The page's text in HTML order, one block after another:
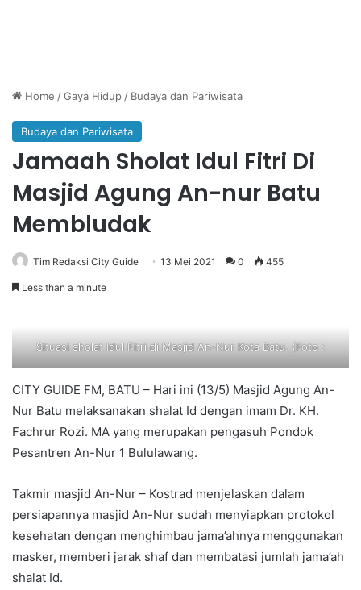
Home /Gaya Hidup / Budaya dan Pariwisata
Budaya dan Pariwisata
Jamaah Sholat Idul Fitri Di
Masjid Agung An-nur Batu
Membludak
Tim Redaksi City Guide 13 Mei 2021 0 455
Less than a minute
Situasi sholat Idul Fitri di Masjid An-Nur Kota Batu. (Foto :
CITY GUIDE FM, BATU – Hari ini (13/5) Masjid Agung An-
Nur Batu melaksanakan shalat Id dengan imam Dr. KH.
Fachrur Rozi. MA yang merupakan pengasuh Pondok
Pesantren An-Nur 1 Bululawang.
Takmir masjid An-Nur – Kostrad menjelaskan dalam
persiapannya masjid An-Nur sudah menyiapkan protokol
kesehatan dengan menghimbau jama’ahnya menggunakan
masker, memberi jarak shaf dan membatasi jumlah jama’ah
shalat Id.